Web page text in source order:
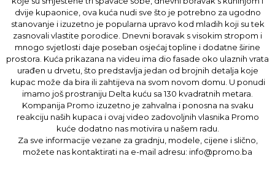
dvije kupaonice, ova kuća nudi sve što je potrebno za ugodno
stanovanje i izuzetno je popularna upravo kod mladih koji su tek
zasnovali vlastite porodice. Dnevni boravak s visokim stropom i
mnogo svjetlosti daje poseban osjećaj topline i dodatne širine
prostora. Kuća prikazana na videu ima dio fasade oko ulaznih vrata
urađen u drvetu, što predstavlja jedan od brojnih detalja koje
kupac može da bira ili zahtijeva na svom novom domu. U ponudi
imamo još prostraniju Delta kuću sa 130 kvadratnih metara.
Kompanija Promo izuzetno je zahvalna i ponosna na svaku
reakciju naših kupaca i ovaj video zadovoljnih vlasnika Promo
kuće dodatno nas motivira u našem radu.
Za sve informacije vezane za gradnju, modele, cijene i slično,
možete nas kontaktirati na e-mail adresu: info@promo.ba